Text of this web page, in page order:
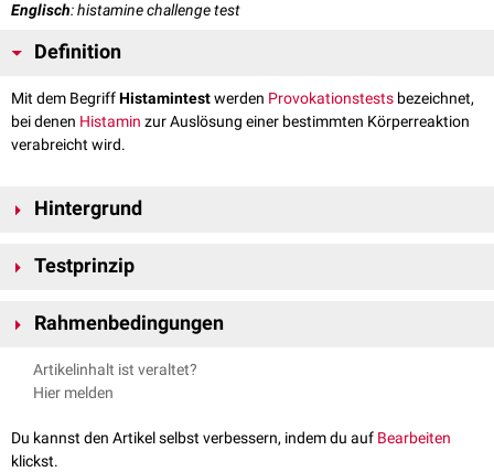
Englisch: histamine challenge test
Definition
Mit dem BegriffHistamintestwerden Provokationstests bezeichnet,
bei denen Histamin zur Auslösung einer bestimmten Körperreaktion
verabreicht wird.
Hintergrund
zum Nachweis eines
Magensäuresekretion
Testprinzip
Patienten mit Asthma bronchiale ist diese Reaktion deutlich
mit Verdacht auf Asthma unter kontrollierten Bedingungen Histamin
über einenVernebler
Diagnose gesichert werden.
Rahmenbedingungen
Ein Histamintest kann einen
Test nur in einem entsprechend ausgerüsteten
Atembeschwerden werden dem Patienten Sauerstoff
und
Betasympathomimetika
verabreicht. Ein Arzt mit Erfahrung in der
Artikelinhalt ist veraltet?
Hier melden
Du kannst den Artikel selbst verbessern, indem du auf Bearbeiten
klickst.